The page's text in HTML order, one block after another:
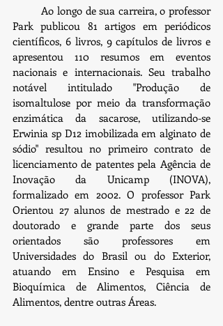
Park publicou 81 artigos em periódicos
científicos, 6 livros, 9 capítulos de livros e
apresentou 110 resumos em eventos
nacionais e internacionais. Seu trabalho
notável intitulado "Produção de
isomaltulose por meio da transformação
enzimática da sacarose, utilizando-se
Erwinia sp D12 imobilizada em alginato de
sódio" resultou no primeiro contrato de
licenciamento de patentes pela Agência de
Inovação da Unicamp (INOVA),
formalizado em 2002. O professor Park
Orientou 27 alunos de mestrado e 22 de
doutorado e grande parte dos seus
orientados são professores em
Universidades do Brasil ou do Exterior,
atuando em Ensino e Pesquisa em
Bioquímica de Alimentos, Ciência de
Alimentos, dentre outras Áreas.